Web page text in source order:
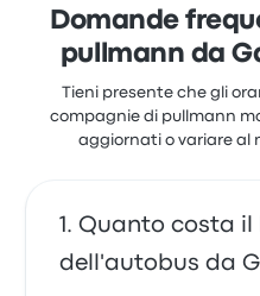
Domande
pullmann da
Tieni presente che gli
compagnie di pullmann
aggiornati o variare al
Quanto costa il
dell'autobus da